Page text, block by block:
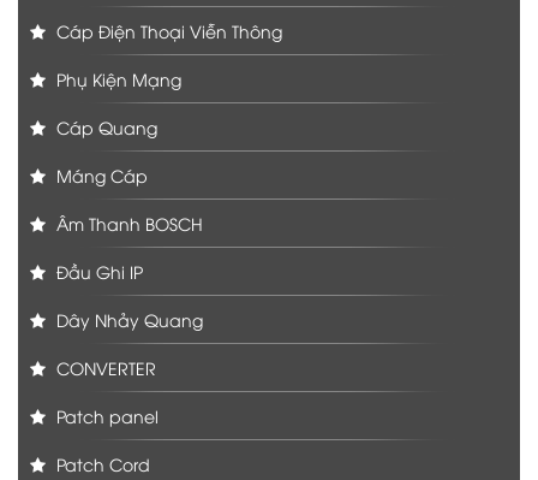
Cáp Điện Thoại Viễn Thông
Phụ Kiện Mạng
Cáp Quang
Máng Cáp
Âm Thanh BOSCH
Đầu Ghi IP
Dây Nhảy Quang
CONVERTER
Patch panel
Patch Cord